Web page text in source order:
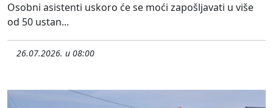
Osobni asistenti uskoro će se moći zapošljavati u više
od 50 ustan...
26.07.2026. u 08:00